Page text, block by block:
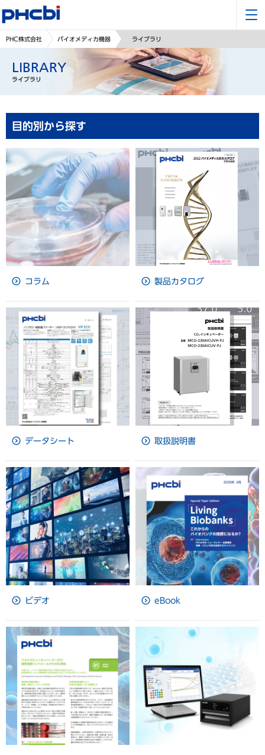
PHC株式会社 バイオメディカ機器 ライブラリ
LIBRARY
ライブラリ
目的別から探す
コラム 製品カタログ
データシート 取扱説明書
ビデオ eBook